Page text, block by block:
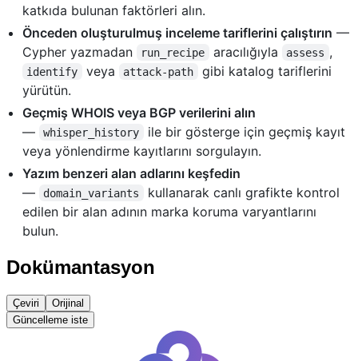
katkıda bulunan faktörleri alın.
Önceden oluşturulmuş inceleme tariflerini çalıştırın —
Cypher yazmadan
run_recipe aracılığıyla assess ,
identify veya attack-path
gibi katalog tariflerini
yürütün.
Geçmiş WHOIS veya BGP verilerini alın
—
whisper_history
ile bir gösterge için geçmiş kayıt
veya yönlendirme kayıtlarını sorgulayın.
Yazım benzeri alan adlarını keşfedin
—
domain_variants
kullanarak canlı grafikte kontrol
edilen bir alan adının marka koruma varyantlarını
bulun.
Dokümantasyon
Çeviri
Orijinal
Güncelleme iste